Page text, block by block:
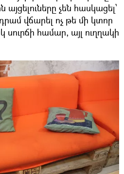
այցելուները չեն հասկացել՝
վճարել ոչ թե մի կտոր
համար, այլ ուղղակի